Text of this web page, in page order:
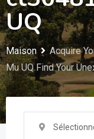
UQ
Maison
Acquire
Mu UQ Find Your